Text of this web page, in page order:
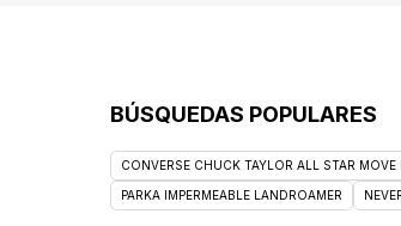
BÚSQUEDAS POPULARES
CONVERSE CHUCK TAYLOR ALL STAR MOVE
PARKA IMPERMEABLE LANDROAMER